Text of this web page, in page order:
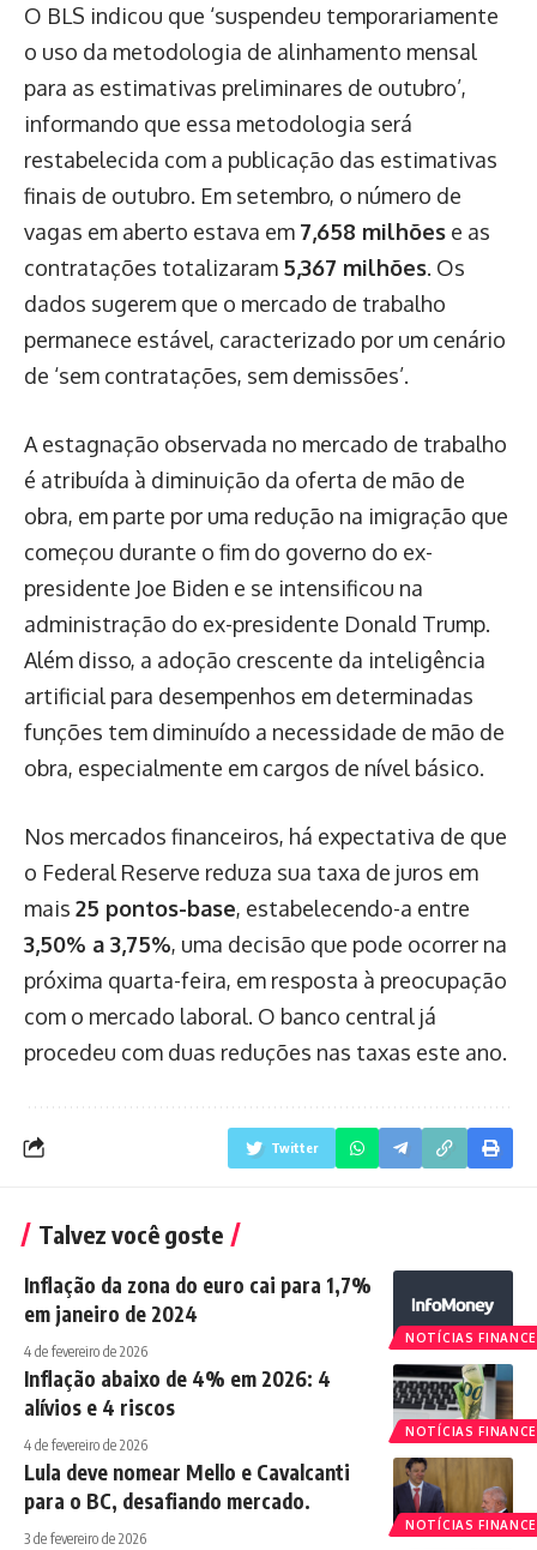
O BLS indicou que ‘suspendeu temporariamente
o uso da metodologia de alinhamento mensal
para as estimativas preliminares de outubro’,
informando que essa metodologia será
restabelecida com a publicação das estimativas
finais de outubro. Em setembro, o número de
vagas em aberto estava em 7,658 milhões e as
contratações totalizaram 5,367 milhões. Os
dados sugerem que o mercado de trabalho
permanece estável, caracterizado por um cenário
de ‘sem contratações, sem demissões’.
A estagnação observada no mercado de trabalho
é atribuída à diminuição da oferta de mão de
obra, em parte por uma redução na imigração que
começou durante o fim do governo do ex-
presidente Joe Biden e se intensificou na
administração do ex-presidente Donald Trump.
Além disso, a adoção crescente da inteligência
artificial para desempenhos em determinadas
funções tem diminuído a necessidade de mão de
obra, especialmente em cargos de nível básico.
Nos mercados financeiros, há expectativa de que
o Federal Reserve reduza sua taxa de juros em
mais 25 pontos-base, estabelecendo-a entre
3,50% a 3,75%, uma decisão que pode ocorrer na
próxima quarta-feira, em resposta à preocupação
com o mercado laboral. O banco central já
procedeu com duas reduções nas taxas este ano.
Twitter
Talvez você goste
NOTÍCIAS
Inflação da zona do euro cai para 1,7%
em janeiro de 2024
4 de fevereiro de 2026
NOTÍCIAS
Inflação abaixo de 4% em 2026: 4
alívios e 4 riscos
4 de fevereiro de 2026
NOTÍCIAS
Lula deve nomear Mello e Cavalcanti
para o BC, desafiando mercado.
3 de fevereiro de 2026